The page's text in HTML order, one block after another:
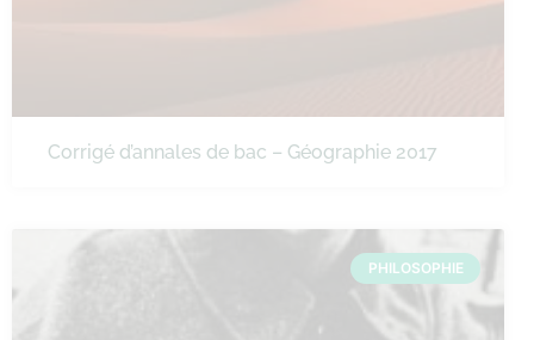
Corrigé d’annales de bac – Géographie 2017
PHILOSOPHIE